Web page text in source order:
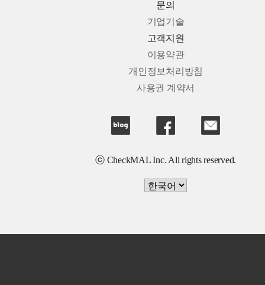
문의
기업기술
고객지원
이용약관
개인정보처리방침
사용권 계약서
ⓒ CheckMAL Inc. All rights reserved.